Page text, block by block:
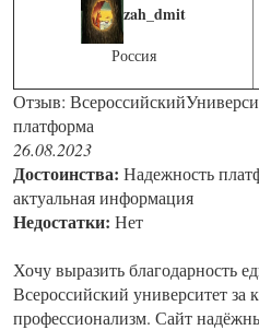
zah_dmit
Россия
Отзыв:
платформа
26.08.2023
Достоинства: Надежность
актуальная информация
Недостатки: Нет
Хочу выразить благодарность
Всероссийский университет за
профессионализм. Сайт